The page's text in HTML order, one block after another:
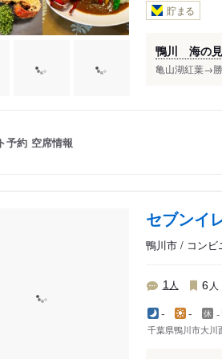
貯まる
鴨川 海の
亀山湖紅葉→
予約 空席情報
セブンイ
鴨川市 / コンビ
1 人 6 人
- - -
千葉県鴨川市大川